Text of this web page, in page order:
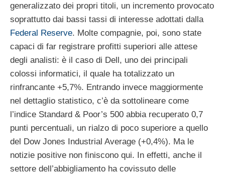
generalizzato dei propri titoli, un incremento provocato
soprattutto dai bassi tassi di interesse adottati dalla
Federal Reserve. Molte compagnie, poi, sono state
capaci di far registrare profitti superiori alle attese
degli analisti: è il caso di Dell, uno dei principali
colossi informatici, il quale ha totalizzato un
rinfrancante +5,7%. Entrando invece maggiormente
nel dettaglio statistico, c’è da sottolineare come
l’indice Standard & Poor’s 500 abbia recuperato 0,7
punti percentuali, un rialzo di poco superiore a quello
del Dow Jones Industrial Average (+0,4%). Ma le
notizie positive non finiscono qui. In effetti, anche il
settore dell’abbigliamento ha covissuto delle